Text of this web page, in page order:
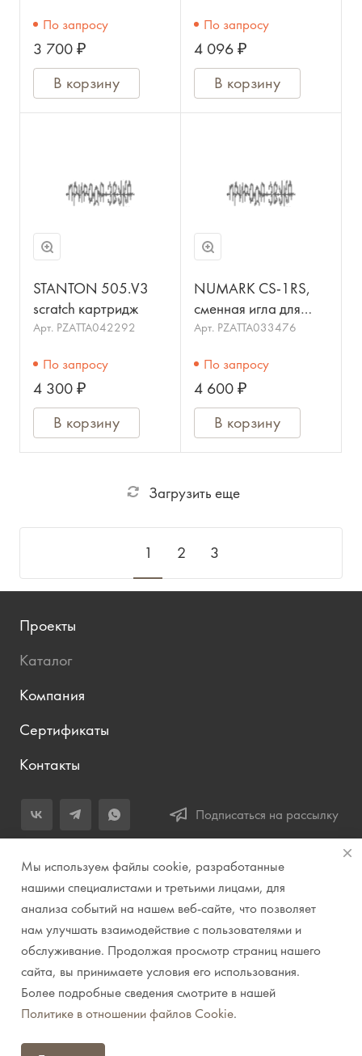
По запросу
3 700 ₽
В корзину
По запросу
4 096 ₽
В корзину
STANTON 505.V3
scratch картридж
Арт. PZATTA042292
По запросу
4 300 ₽
В корзину
NUMARK CS-1RS,
сменная игла для
катриджа CS-1
Арт. PZATTA033476
По запросу
4 600 ₽
В корзину
Загрузить еще
1 2 3
Проекты
Каталог
Компания
Сертификаты
Контакты
Подписаться на рассылку
+7 (343) 283-04-11
Заказать звонок
info@prirodazvuka.ru
620144, г. Екатеринбург, ул. Хохрякова, д. 98, салон 27, ТЦ
«Весенний», 2 этаж, Центральный вход с ул. Куйбышева
© 2007-2026 Компания "Природа звука" // Звук. Свет.
Видео. Комплексные решения. Музыкальные
инструменты
Мы используем файлы cookie, разработанные
нашими специалистами и третьими лицами, для
анализа событий на нашем веб-сайте, что позволяет
нам улучшать взаимодействие с пользователями и
обслуживание. Продолжая просмотр страниц нашего
сайта, вы принимаете условия его использования.
Более подробные сведения смотрите в нашей
Политике в отношении файлов Cookie.